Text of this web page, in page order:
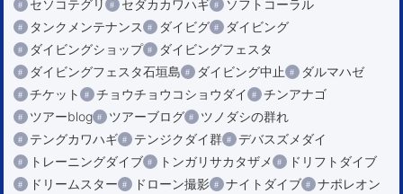
セソコテグリ
セダカカワハギ
ソフトコーラル
タンクメンテナンス
ダイビグ
ダイビング
ダイビングショップ
ダイビングフェスタ
ダイビングフェスタ石垣島
ダイビング中止
ダルマハゼ
チケット
チョウチョウコショウダイ
チンアナゴ
ツアーblog
ツアーブログ
ツノダシの群れ
テングカワハギ
テンジクダイ群
デバスズメダイ
トレーニングダイブ
トンガリサカタザメ
ドリフトダイブ
ドリームスター
ドローン撮影 ナイトダイブ
ナポレオン